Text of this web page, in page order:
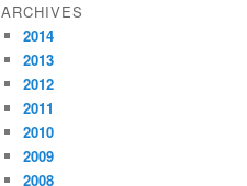
ARCHIVES
2014
2013
2012
2011
2010
2009
2008